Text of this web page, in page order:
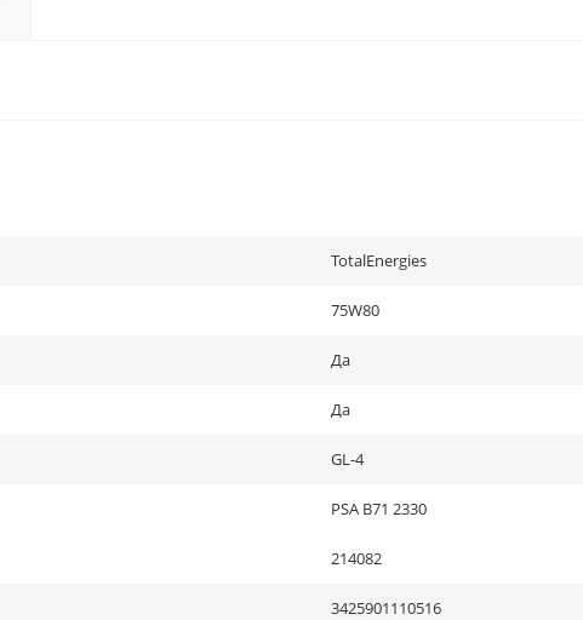
TotalEnergies
75W80
Да
Да
GL-4
PSA B71 2330
214082
3425901110516